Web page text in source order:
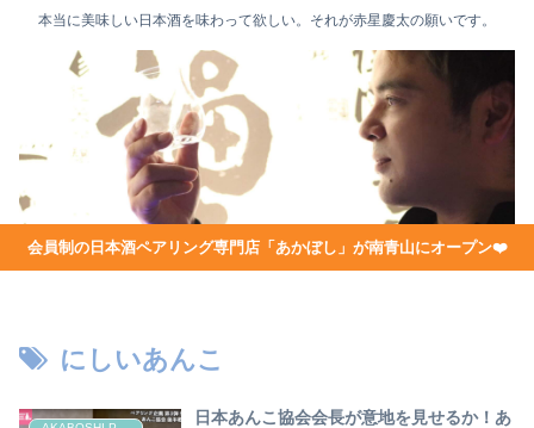
本当に美味しい日本酒を味わって欲しい。それが赤星慶太の願いです。
会員制の日本酒ペアリング専門店「あかぼし」が南青山にオープン❤️
にしいあんこ
日本あんこ協会会長が意地を見せるか！あ